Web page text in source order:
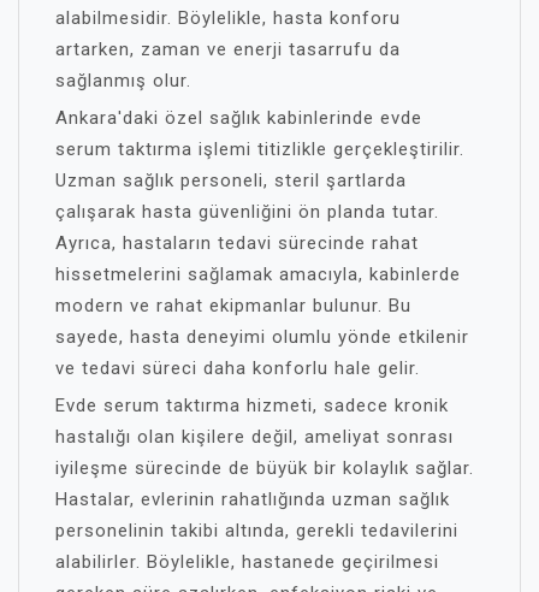
alabilmesidir. Böylelikle, hasta konforu
artarken, zaman ve enerji tasarrufu da
sağlanmış olur.
Ankara'daki özel sağlık kabinlerinde evde
serum taktırma işlemi titizlikle gerçekleştirilir.
Uzman sağlık personeli, steril şartlarda
çalışarak hasta güvenliğini ön planda tutar.
Ayrıca, hastaların tedavi sürecinde rahat
hissetmelerini sağlamak amacıyla, kabinlerde
modern ve rahat ekipmanlar bulunur. Bu
sayede, hasta deneyimi olumlu yönde etkilenir
ve tedavi süreci daha konforlu hale gelir.
Evde serum taktırma hizmeti, sadece kronik
hastalığı olan kişilere değil, ameliyat sonrası
iyileşme sürecinde de büyük bir kolaylık sağlar.
Hastalar, evlerinin rahatlığında uzman sağlık
personelinin takibi altında, gerekli tedavilerini
alabilirler. Böylelikle, hastanede geçirilmesi